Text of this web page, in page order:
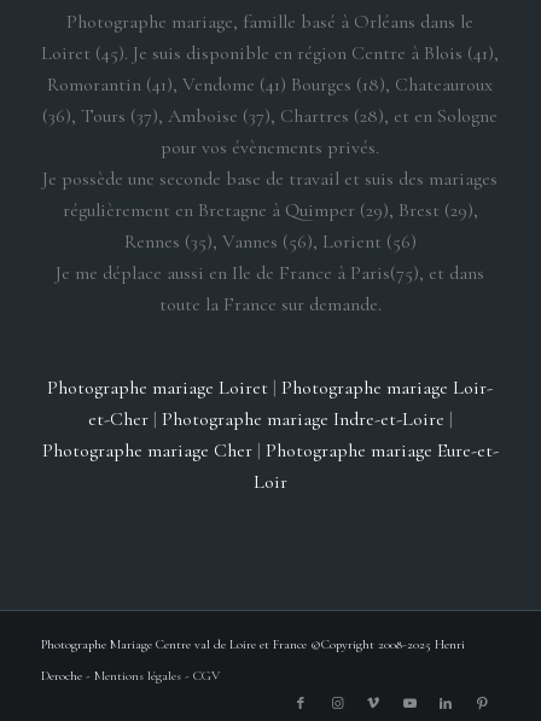
Photographe mariage, famille basé à Orléans dans le
Loiret (45). Je suis disponible en région Centre à Blois (41),
Romorantin (41), Vendome (41) Bourges (18), Chateauroux
(36), Tours (37), Amboise (37), Chartres (28), et en Sologne
pour vos évènements privés.
Je possède une seconde base de travail et suis des mariages
régulièrement en Bretagne à Quimper (29), Brest (29),
Rennes (35), Vannes (56), Lorient (56)
Je me déplace aussi en Ile de France à Paris(75), et dans
toute la France sur demande.
Photographe mariage Loiret |Photographe mariage Loir-
et-Cher| Photographe mariage Indre-et-Loire |
Photographe mariage Cher| Photographe mariage Eure-et-
Loir
Photographe Mariage Centre val de Loire et France ©Copyright 2008-2025 Henri
Deroche - Mentions légales- CGV